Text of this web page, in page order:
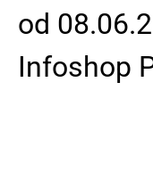
od
Infoshop